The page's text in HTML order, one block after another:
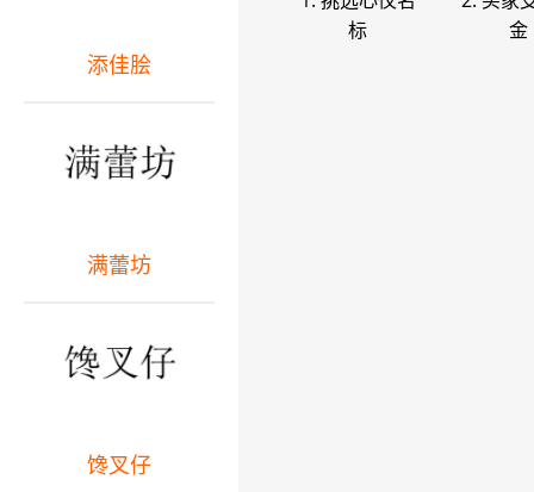
标
金
添佳脍
满蕾坊
馋叉仔